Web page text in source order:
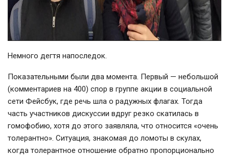
Немного дегтя напоследок.
Показательными были два момента. Первый — небольшой
(комментариев на 400) спор в группе акции в социальной
сети Фейсбук, где речь шла о радужных флагах. Тогда
часть участников дискуссии вдруг резко скатилась в
гомофобию, хотя до этого заявляла, что относится «очень
толерантно». Ситуация, знакомая до ломоты в скулах,
когда толерантное отношение обратно пропорционально